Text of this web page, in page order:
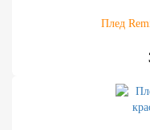
Плед